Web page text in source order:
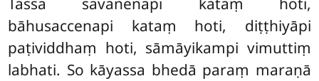
bāhusaccenapi kataṃ hoti, diṭṭhiyāpi
paṭividdhaṃ hoti, sāmāyikampi vimuttiṃ
labhati. So kāyassa bhedā paraṃ maraṇā